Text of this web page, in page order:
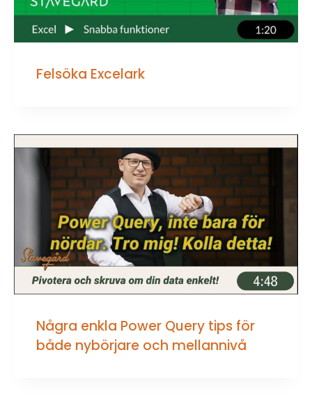
Felsöka Excelark
Några enkla Power Query tips för
både nybörjare och mellannivå